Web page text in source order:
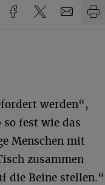
werden“,
fest wie das
Menschen mit
zusammen
die Beine stellen.“